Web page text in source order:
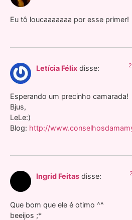
Eu tô loucaaaaaaa por esse primer!
Letícia Félix disse:
Esperando um precinho camarada!
Bjus,
LeLe:)
Blog: http://
Ingrid Feitas disse:
Que bom que ele é otimo ^^
beeijos ;*